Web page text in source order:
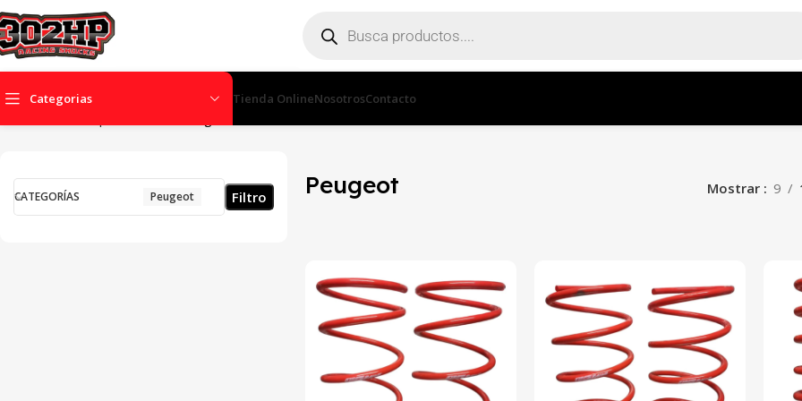
Categorias Tienda OnlineNosotrosContacto
CATEGORÍAS Peugeot Filtro Peugeot Mostrar 9